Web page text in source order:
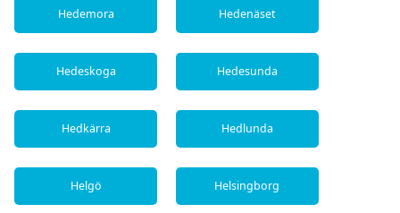
Hedemora Hedenäset
Hedeskoga Hedesunda
Hedkärra Hedlunda
Helgö Helsingborg